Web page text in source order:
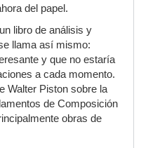
del papel.
libro de análisis y
llama así mismo:
y que no estaría
a cada momento.
Walter Piston sobre la
de Composición
obras de